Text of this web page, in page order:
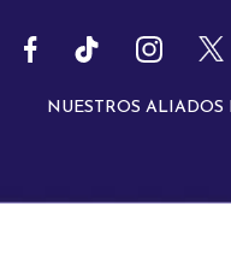
NUESTROS ALIADOS